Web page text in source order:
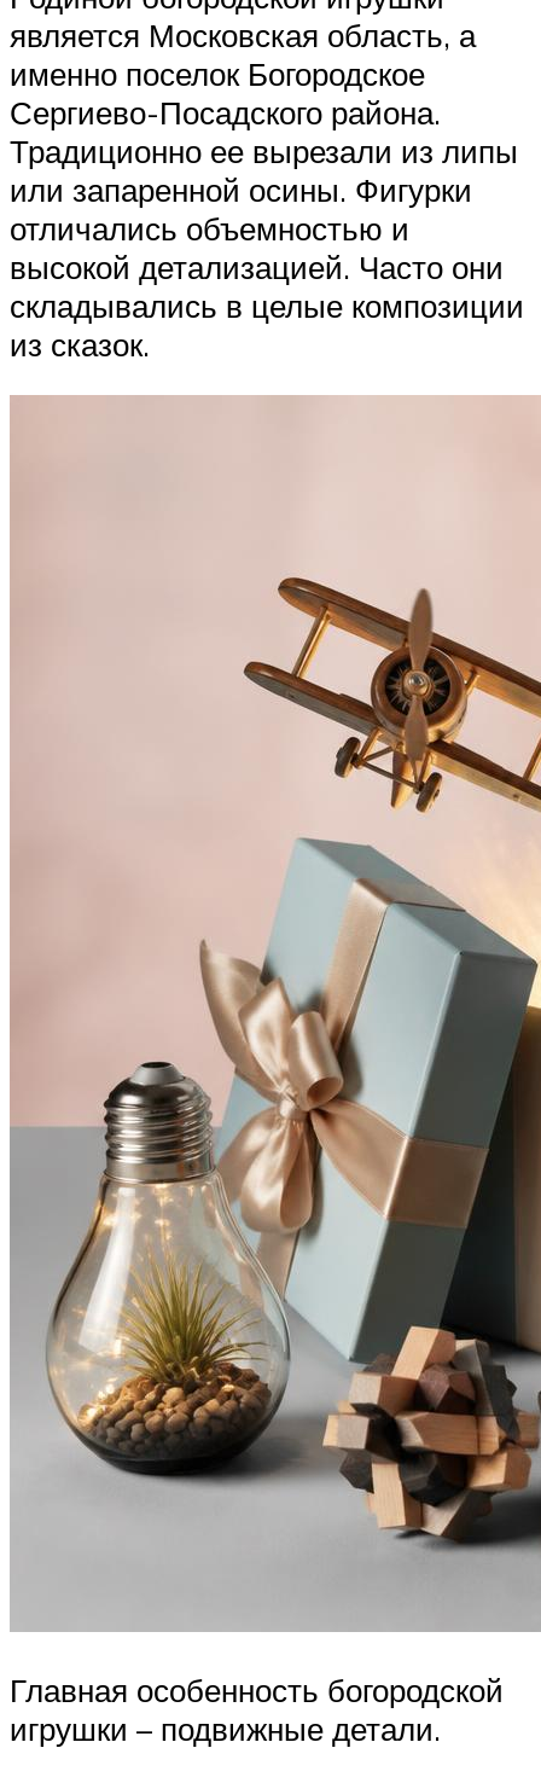
является Московская область, а
именно поселок Богородское
Сергиево-Посадского района.
Традиционно ее вырезали из липы
или запаренной осины. Фигурки
отличались объемностью и
высокой детализацией. Часто они
складывались в целые композиции
из сказок.
Главная особенность богородской
игрушки – подвижные детали.